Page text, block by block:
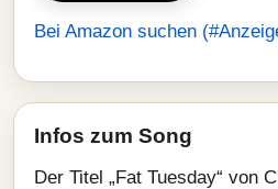
Bei Amazon suchen
Infos zum Song
Der Titel „Fat Tuesday“ von